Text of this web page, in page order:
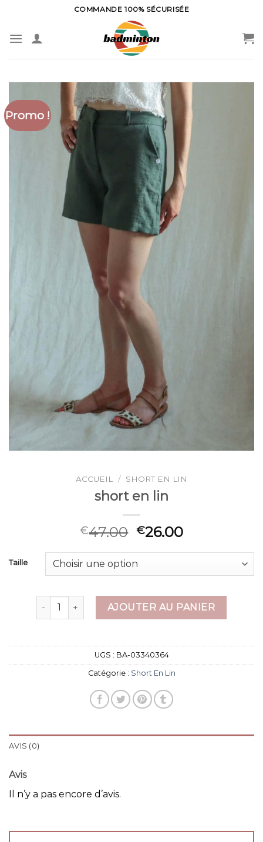
content
COMMANDE 100% SÉCURISÉE
Promo !
ACCUEIL / SHORT EN LIN
short en lin
€47.00 €26.00
Taille
quantité de short en linAJOUTER AU PANIER
UGS : BA-03340364
Catégorie : Short En Lin
AVIS (0)
Avis
Il n’y a pas encore d’avis.